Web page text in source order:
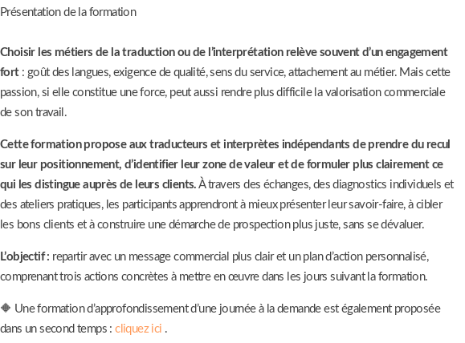
Présentation de la formation
Choisir les métiers de la traduction ou de l’interprétation relève souvent d’un engagement
fort: goût des langues, exigence de qualité, sens du service, attachement au métier. Mais cette
passion, si elle constitue une force, peut aussi rendre plus difficile la valorisation commerciale
de son travail.
Cette formation propose aux traducteurs et interprètes indépendants de prendre du recul
sur leur positionnement, d’identifier leur zone de valeur et de formuler plus clairement ce
qui les distingue auprès de leurs clients. À travers des échanges, des diagnostics individuels et
des ateliers pratiques, les participants apprendront à mieux présenter leur savoir-faire, à cibler
les bons clients et à construire une démarche de prospection plus juste, sans se dévaluer.
L’objectif : repartir avec un message commercial plus clair et un plan d’action personnalisé,
comprenant trois actions concrètes à mettre en œuvre dans les jours suivant la formation.
🔶 Une formation d’approfondissement d’une journée à la demande est également proposée
dans un second temps :cliquez ici .